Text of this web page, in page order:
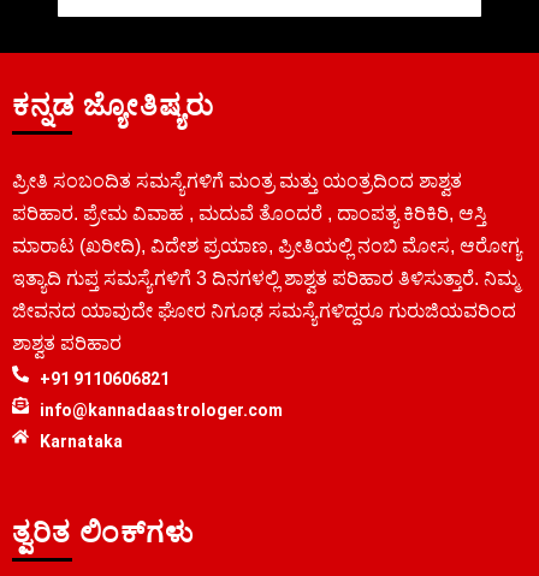
ಕನ್ನಡ ಜ್ಯೋತಿಷ್ಯರು
ಪ್ರೀತಿ ಸಂಬಂದಿತ ಸಮಸ್ಯೆಗಳಿಗೆ ಮಂತ್ರ ಮತ್ತು ಯಂತ್ರದಿಂದ ಶಾಶ್ವತ
ಪರಿಹಾರ. ಪ್ರೇಮ ವಿವಾಹ , ಮದುವೆ ತೊಂದರೆ , ದಾಂಪತ್ಯ ಕಿರಿಕಿರಿ, ಆಸ್ತಿ
ಮಾರಾಟ (ಖರೀದಿ), ವಿದೇಶ ಪ್ರಯಾಣ, ಪ್ರೀತಿಯಲ್ಲಿ ನಂಬಿ ಮೋಸ, ಆರೋಗ್ಯ
ಇತ್ಯಾದಿ ಗುಪ್ತ ಸಮಸ್ಯೆಗಳಿಗೆ 3 ದಿನಗಳಲ್ಲಿ ಶಾಶ್ವತ ಪರಿಹಾರ ತಿಳಿಸುತ್ತಾರೆ. ನಿಮ್ಮ
ಜೀವನದ ಯಾವುದೇ ಘೋರ ನಿಗೂಢ ಸಮಸ್ಯೆಗಳಿದ್ದರೂ ಗುರುಜಿಯವರಿಂದ
ಶಾಶ್ವತ ಪರಿಹಾರ
+91 9110606821
info@kannadaastrologer.com
Karnataka
ತ್ವರಿತ ಲಿಂಕ್‌ಗಳು